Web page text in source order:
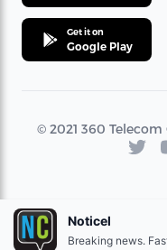
Get it on
Google Play
© 2021 360
Noticel